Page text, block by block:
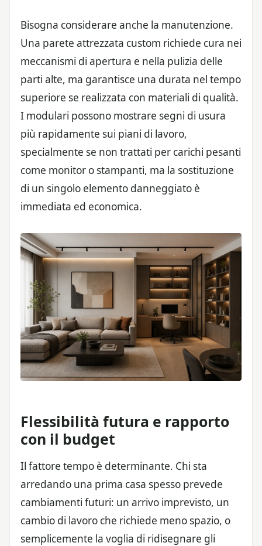
Bisogna considerare anche la manutenzione.
Una parete attrezzata custom richiede cura nei
meccanismi di apertura e nella pulizia delle
parti alte, ma garantisce una durata nel tempo
superiore se realizzata con materiali di qualità.
I modulari possono mostrare segni di usura
più rapidamente sui piani di lavoro,
specialmente se non trattati per carichi pesanti
come monitor o stampanti, ma la sostituzione
di un singolo elemento danneggiato è
immediata ed economica.
Flessibilità futura e rapporto
con il budget
Il fattore tempo è determinante. Chi sta
arredando una prima casa spesso prevede
cambiamenti futuri: un arrivo imprevisto, un
cambio di lavoro che richiede meno spazio, o
semplicemente la voglia di ridisegnare gli